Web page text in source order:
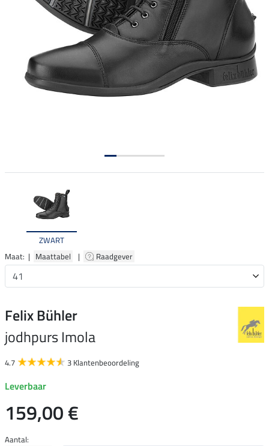
ZWART
Maat: | Maattabel | Raadgever
Felix Bühler
jodhpurs Imola
4.7 3 Klantenbeoordeling
Leverbaar
159,00 €
Aantal: